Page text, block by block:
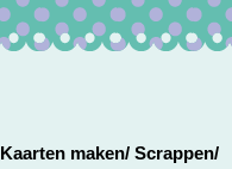
Kaarten maken/ Scrappen/